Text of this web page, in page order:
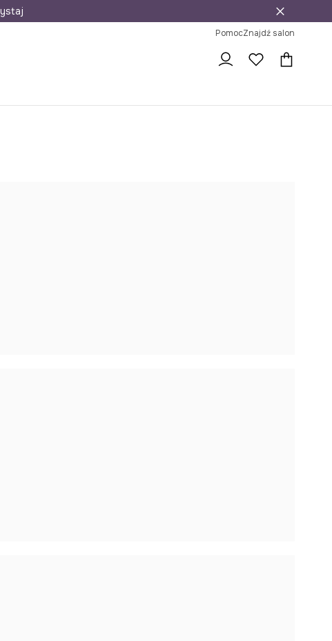
30 dni na zwrot
PomocZnajdź salon